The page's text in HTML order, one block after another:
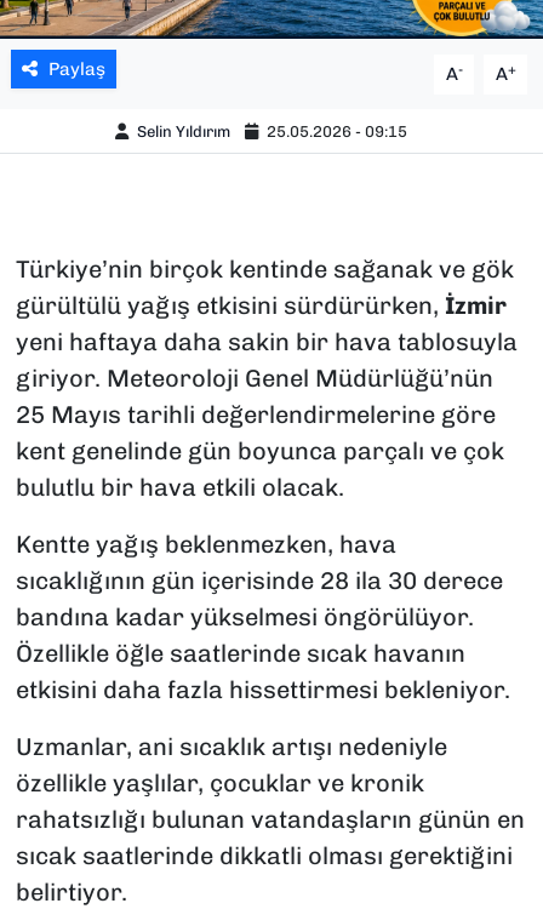
Paylaş A- A+
Selin Yıldırım 25.05.2026 - 09:15
Türkiye’nin birçok kentinde sağanak ve gök
gürültülü yağış etkisini sürdürürken, İzmir
yeni haftaya daha sakin bir hava tablosuyla
giriyor. Meteoroloji Genel Müdürlüğü’nün
25 Mayıs tarihli değerlendirmelerine göre
kent genelinde gün boyunca parçalı ve çok
bulutlu bir hava etkili olacak.
Kentte yağış beklenmezken, hava
sıcaklığının gün içerisinde 28 ila 30 derece
bandına kadar yükselmesi öngörülüyor.
Özellikle öğle saatlerinde sıcak havanın
etkisini daha fazla hissettirmesi bekleniyor.
Uzmanlar, ani sıcaklık artışı nedeniyle
özellikle yaşlılar, çocuklar ve kronik
rahatsızlığı bulunan vatandaşların günün en
sıcak saatlerinde dikkatli olması gerektiğini
belirtiyor.